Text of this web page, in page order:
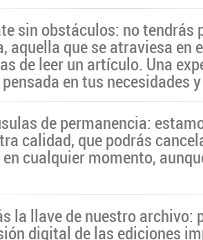
sin obstáculos: no tendrás
aquella que se atraviesa en
de leer un artículo. Una
en tus necesidades
de permanencia:
calidad, que podrás
cualquier momento,
la llave de nuestro archivo:
digital de las ediciones